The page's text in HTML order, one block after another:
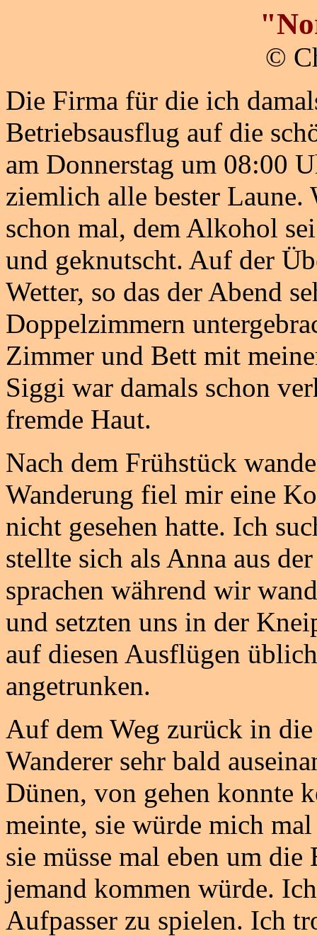
©
Die Firma für die ich
Betriebsausflug auf die
am Donnerstag um 08:00
ziemlich alle bester
schon mal, dem Alkohol
und geknutscht. Auf der
Wetter, so das der Abend
Doppelzimmern
Zimmer und Bett mit
Siggi war damals schon
fremde Haut.
Nach dem Frühstück
Wanderung fiel mir eine
nicht gesehen hatte. Ich
stellte sich als Anna aus
sprachen während wir
und setzten uns in der
auf diesen Ausflügen
angetrunken.
Auf dem Weg zurück in
Wanderer sehr bald
Dünen, von gehen konnte
meinte, sie würde mich
sie müsse mal eben um
jemand kommen würde.
Aufpasser zu spielen. Ich